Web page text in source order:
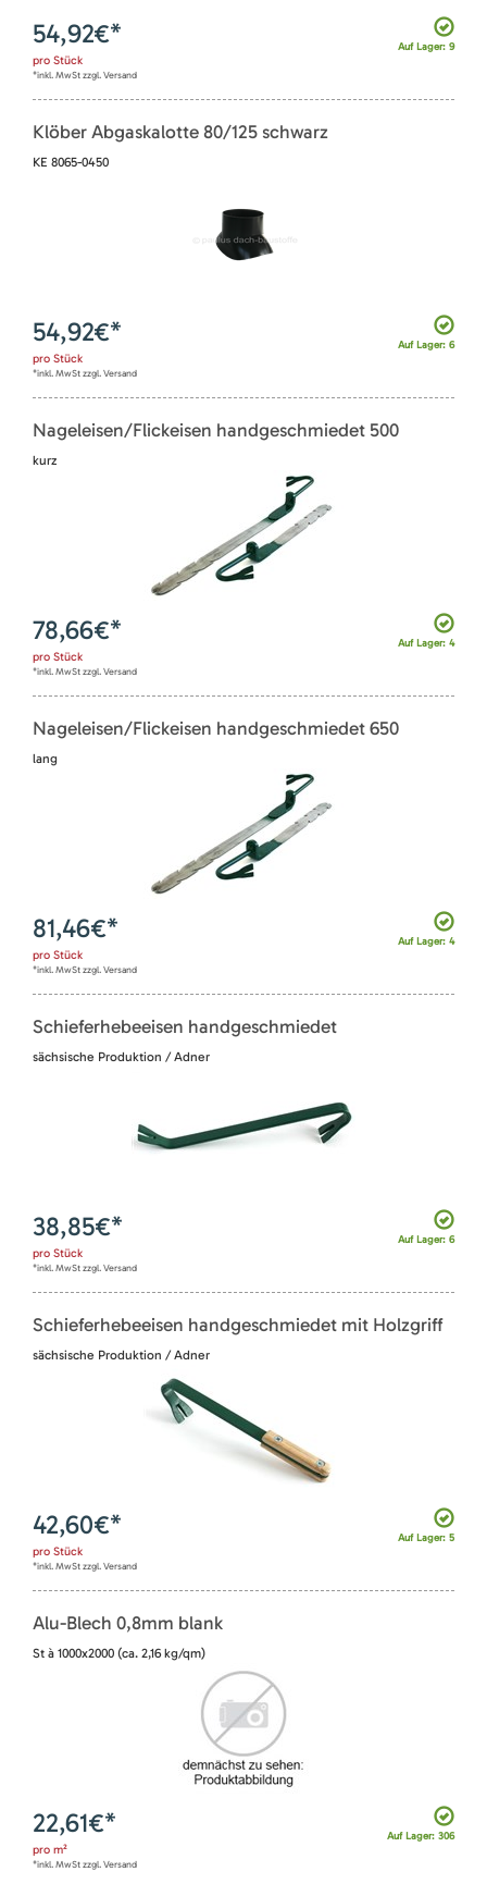
Auf Lager: 9
54,92€*
pro Stück
*inkl. MwSt zzgl. Versand
Klöber Abgaskalotte 80/125 schwarz
KE 8065-0450
Auf Lager: 6
54,92€*
pro Stück
*inkl. MwSt zzgl. Versand
Nageleisen/Flickeisen handgeschmiedet 500
kurz
Auf Lager: 4
78,66€*
pro Stück
*inkl. MwSt zzgl. Versand
Nageleisen/Flickeisen handgeschmiedet 650
lang
Auf Lager: 4
81,46€*
pro Stück
*inkl. MwSt zzgl. Versand
Schieferhebeeisen handgeschmiedet
sächsische Produktion / Adner
Auf Lager: 6
38,85€*
pro Stück
*inkl. MwSt zzgl. Versand
Schieferhebeeisen handgeschmiedet mit Holzgriff
sächsische Produktion / Adner
Auf Lager: 5
42,60€*
pro Stück
*inkl. MwSt zzgl. Versand
Alu-Blech 0,8mm blank
St à 1000x2000 (ca. 2,16 kg/qm)
Auf Lager: 306
22,61€*
pro m²
*inkl. MwSt zzgl. Versand